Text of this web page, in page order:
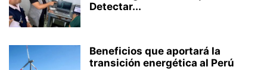
Detectar...
Beneficios que aportará la
transición energética al Perú